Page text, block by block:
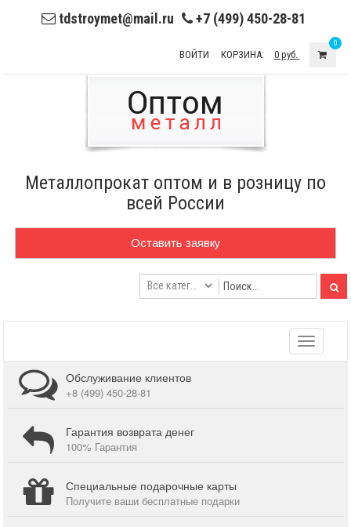
tdstroymet@mail.ru +7 (499) 450-28-81
ВОЙТИ КОРЗИНА: 0 руб.
0
Металлопрокат оптом и в розницу по
всей России
Оставить заявку
Toggle
Обслуживание клиентов
+8 (499) 450-28-81
Гарантия возврата денег
100% Гарантия
Специальные подарочные карты
Получите ваши бесплатные подарки